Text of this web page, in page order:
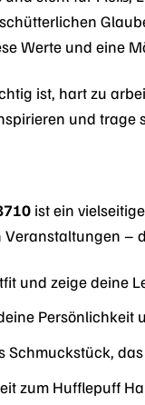
Werte und eine
ist, hart zu
und trage
ist ein
–
und zeige deine
Schmuckstück,
zum Hufflepuff